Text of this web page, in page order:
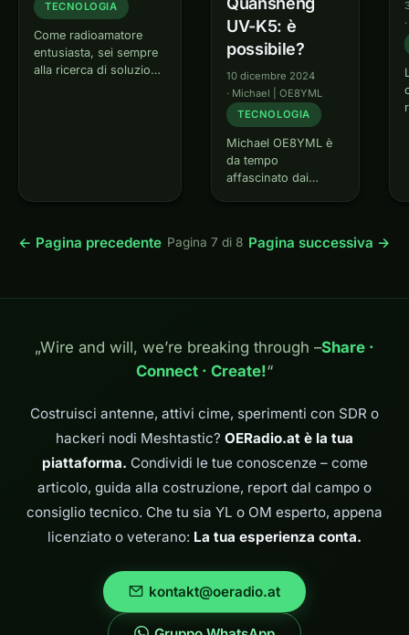
TECNOLOGIA
Come radioamatore
entusiasta, sei sempre
alla ricerca di soluzioni
UV-K5: è
possibile?
10 dicembre 2024
· Michael | OE8YML
TECNOLOGIA
Michael OE8YML è
da tempo
affascinato dai
interessato allo
larga
Nonostante
esistessero già
nessuno
soddisfaceva
esigenze.…
← Pagina precedente Pagina 7 di 8 Pagina successiva →
„Wire and will, we’re breaking through –Share ·
Connect · Create!“
Costruisci antenne, attivi cime, sperimenti con SDR o
hackeri nodi Meshtastic? OERadio.at è la tua
piattaforma. Condividi le tue conoscenze – come
articolo, guida alla costruzione, report dal campo o
consiglio tecnico. Che tu sia YL o OM esperto, appena
licenziato o veterano: La tua esperienza conta.
kontakt@oeradio.at